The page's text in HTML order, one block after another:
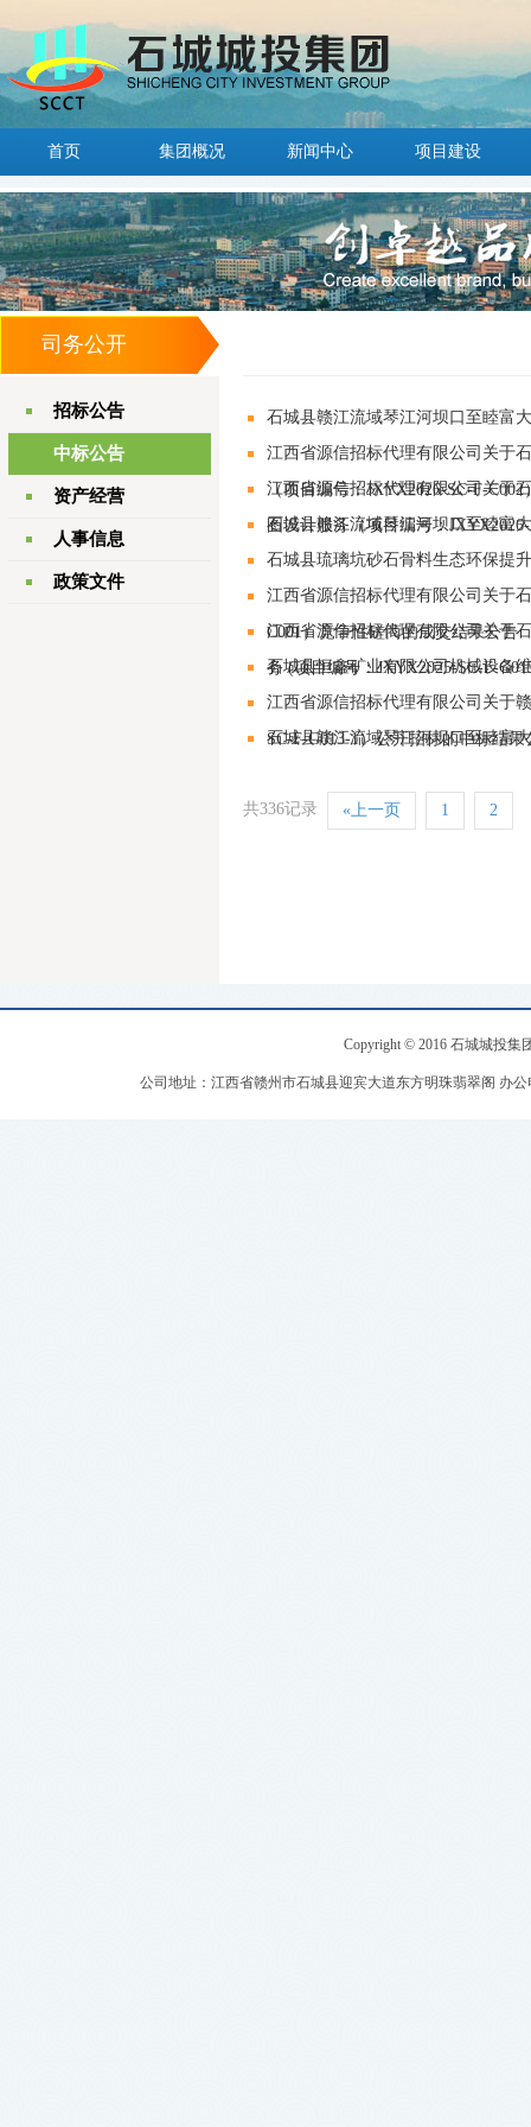
首页 集团概况 新闻中心 项目建设
司务公开
招标公告
中标公告
资产经营
人事信息
政策文件
石城县赣江流域琴江河坝口至睦富
江西省源信招标代理有限公司关于
（项目编号：JXYX2026-SC-F-
江西省源信招标代理有限公司关于
图设计服务（项目编号：
石城县赣江流域琴江河坝口至睦富
石城县琉璃坑砂石骨料生态环保提
江西省源信招标代理有限公司关于
C001）竞争性磋商的成交结果公告
江西省源信招标代理有限公司关于
务 (项目编号：JXYX2025-SC-F-
石城县恒鑫矿业有限公司机械设备
江西省源信招标代理有限公司关于
SC-F-G013-1）公开招标的中标结果
石城县赣江流域琴江河坝口至睦富
共336记录 «上一页 1 2
Copyright © 2016 石城城投集
公司地址：江西省赣州市石城县迎宾大道东方明珠翡翠阁 办公